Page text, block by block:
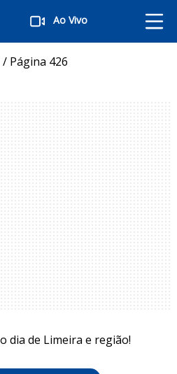
Ao Vivo
/ Página 426
dia de Limeira e região!